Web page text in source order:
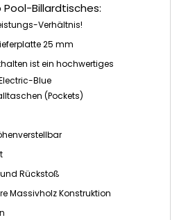
Billardtisches:
Verhältnis!
25 mm
ist ein hochwertiges
Blue
(Pockets)
Rückstoß
Massivholz Konstruktion